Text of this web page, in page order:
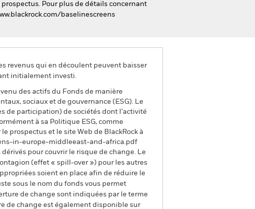
Pour plus de détails concernant
baselinescreens
revenus qui en découlent peuvent baisser
initialement investi.
des actifs du Fonds de manière
sociaux et de gouvernance (ESG). Le
de participation) de sociétés dont l’activité
à sa Politique ESG, comme
prospectus et le site Web de BlackRock à
in-europe-middleeast-and-africa.pdf
pour couvrir le risque de change. Le
(effet « spill-over ») pour les autres
soient en place afin de réduire le
sous le nom du fonds vous permet
de change sont indiquées par le terme
de change est également disponible sur